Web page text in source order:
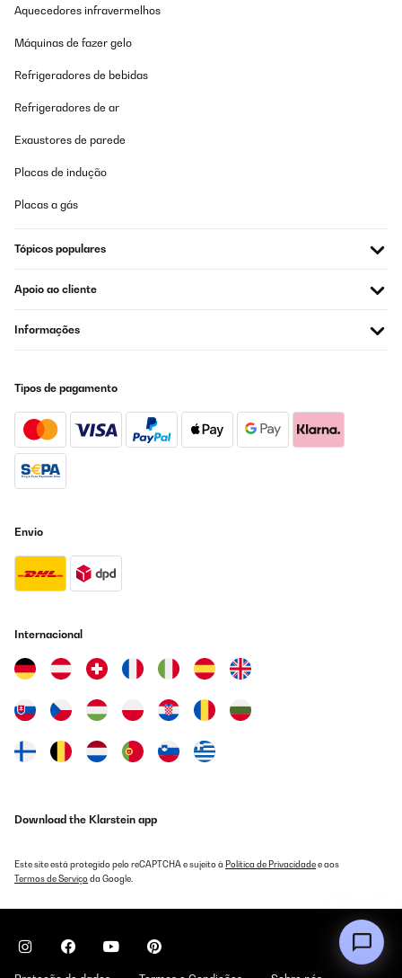
Traduzir
Für unsere Tochter ihr Jugendzimmer. Hat sich gefreut, gutes
Amazon-Benutzer
Traduzir
Design, passt alles rein was eine Jugendliche so braucht
Traduzir
Toller kleiner Kühlschrank....
Amazon-Benutzer
servir en boissons pendant la nuit. Nous n',avons pas encore
probablement juste pour quelques sucettes glacées !
Utilisateur d'Amazon
Wir haben den Kühlschrank in erster Linie für die heißen
zu versorgen.Er hat seinen Dienst wunderbar geleistet und geht
jetzt in den Winterurlaub.Je nach Entwicklung der
Betrieb.Ich kann ihn auch als Medikamenten- oder Make-Up-
Kühlrschrank empfehlen, die Temperatureinstellung funktioniert
Aquecedores infravermelhos
Máquinas de fazer gelo
Refrigeradores de bebidas
Refrigeradores de ar
Exaustores de parede
Placas de indução
Placas a gás
Tópicos populares
Apoio ao cliente
Informações
Tipos de pagamento
Envio
Internacional
Download the Klarstein app
Este site está protegido pelo reCAPTCHA e sujeito à Política de Privacidadee aos
Termos de Serviçoda Google.